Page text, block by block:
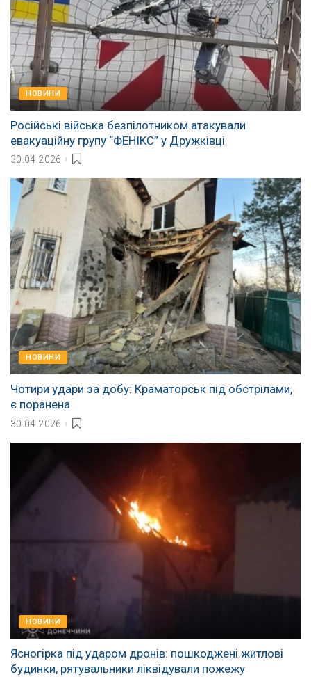
НОВИНИ
Російські війська безпілотником атакували
евакуаційну групу “ФЕНІКС” у Дружківці
30.04.2026
НОВИНИ
Чотири удари за добу: Краматорськ під обстрілами,
є поранена
30.04.2026
НОВИНИ
Ясногірка під ударом дронів: пошкоджені житлові
будинки, рятувальники ліквідували пожежу